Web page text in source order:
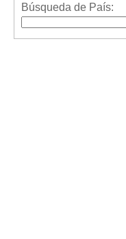
Búsqueda de País: